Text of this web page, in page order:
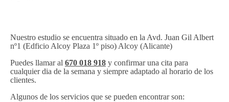
Nuestro estudio se encuentra situado en la Avd. Juan Gil Albert
nº1 (Edficio Alcoy Plaza 1º piso) Alcoy (Alicante)
Puedes llamar al 670 018 918 y confirmar una cita para
cualquier dia de la semana y siempre adaptado al horario de los
clientes.
Algunos de los servicios que se pueden encontrar son: